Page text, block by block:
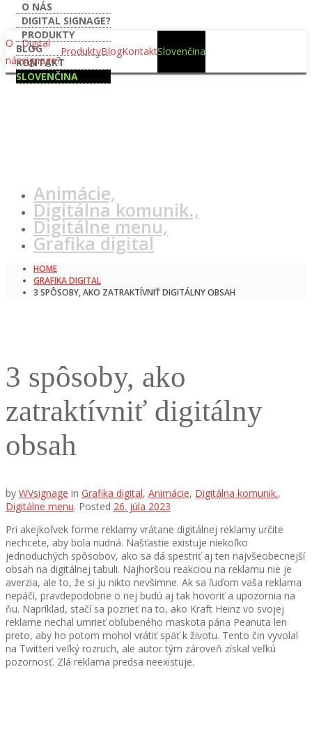
O
nás
Digital
signage?
ProduktyBlogKontaktSlovenčina
O NÁS
DIGITAL SIGNAGE?
PRODUKTY
BLOG
KONTAKT
SLOVENČINA
3 spôsoby, ako
zatraktívniť
Animácie,
Digitálna komunik.,
Digitálne menu,
Grafika digital
HOME
GRAFIKA DIGITAL
3 SPÔSOBY, AKO ZATRAKTÍVNIŤ DIGITÁLNY OBSAH
3 spôsoby, ako
zatraktívniť digitálny
obsah
by WVsignage in Grafika digital, Animácie, Digitálna komunik.,
Digitálne menu. Posted 26. júla 2023
Pri akejkoľvek forme reklamy vrátane digitálnej reklamy určite
nechcete, aby bola nudná. Našťastie existuje niekoľko
jednoduchých spôsobov, ako sa dá spestriť aj ten najvšeobecnejší
obsah na digitálnej tabuli. Najhoršou reakciou na reklamu nie je
averzia, ale to, že si ju nikto nevšimne. Ak sa ľuďom vaša reklama
nepáči, pravdepodobne o nej budú aj tak hovoriť a upozornia na
ňu. Napríklad, stačí sa pozrieť na to, ako Kraft Heinz vo svojej
reklame nechal umrieť obľubeného maskota pána Peanuta len
preto, aby ho potom mohol vrátiť späť k životu. Tento čin vyvolal
na Twitteri veľký rozruch, ale autor tým zároveň získal veľkú
pozornosť. Zlá reklama predsa neexistuje.